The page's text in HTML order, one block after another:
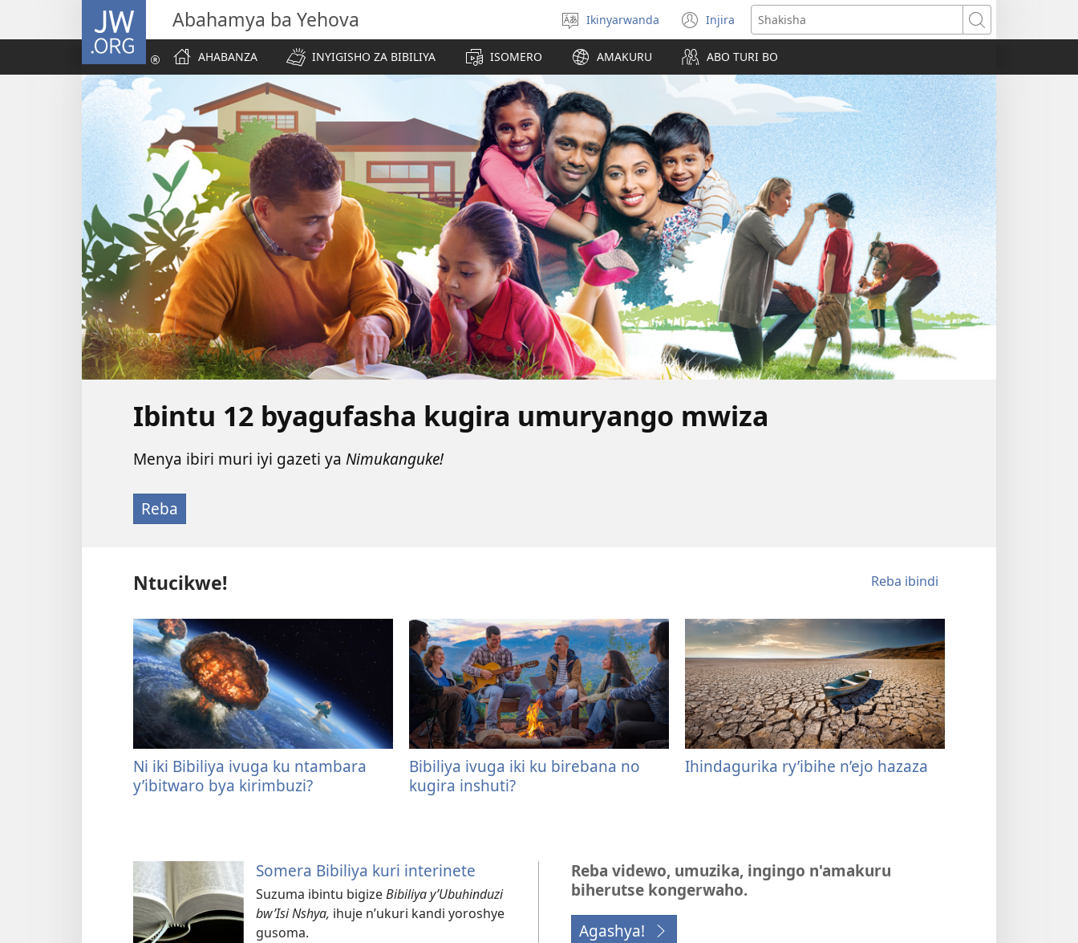
JW.ORG Abahamya ba Yehova
Hitamo
ururimi
Ikinyarwanda Injira
(ifungukire
ahandi)
Shakisha
AHABANZA
INYIGISHO ZA BIBILIYA ISOMERO AMAKURU ABO TURI BO
Ibintu 12 byagufasha kugira umuryango mwiza
Menya ibiri muri iyi gazeti ya Nimukanguke!
Reba
Ntucikwe! Reba ibindi
Ni iki Bibiliya ivuga ku ntambara
y’ibitwaro bya kirimbuzi?
Bibiliya ivuga iki ku birebana no
kugira inshuti?
Ihindagurika ry’ibihe n’ejo hazaza
Somera Bibiliya kuri interinete
Suzuma ibintu bigizeBibiliya y’Ubuhinduzi
bw’Isi Nshya, ihuje n’ukuri kandi yoroshye
gusoma.
Reba videwo, umuzika, ingingo n'amakuru
biherutse kongerwaho.
Agashya!